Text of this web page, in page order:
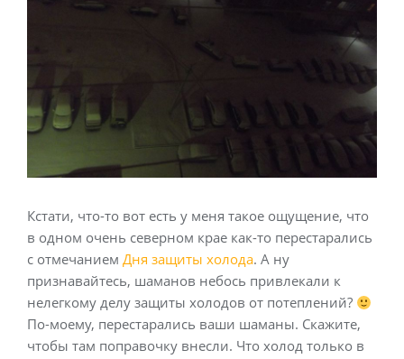
Кстати, что-то вот есть у меня такое ощущение, что
в одном очень северном крае как-то перестарались
с отмечанием Дня защиты холода. А ну
признавайтесь, шаманов небось привлекали к
нелегкому делу защиты холодов от потеплений?
По-моему, перестарались ваши шаманы. Скажите,
чтобы там поправочку внесли. Что холод только в